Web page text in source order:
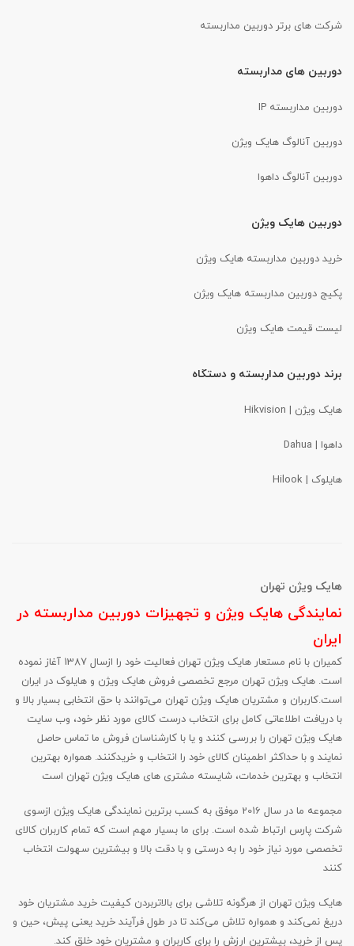
شرکت های برتر دوربین مداربسته
دوربین های مداربسته
دوربین مداربسته IP
دوربین آنالوگ هایک ویژن
دوربین آنالوگ داهوا
دوربین هایک ویژن
خرید دوربین مداربسته هایک ویژن
پکیج دوربین مداربسته هایک ویژن
لیست قیمت هایک ویژن
برند دوربین مداربسته و دستگاه
هایک ویژن | Hikvision
داهوا | Dahua
هایلوک | Hilook
هایک ویژن تهران
نمایندگی هایک ویژن و تجهیزات دوربین مداربسته در
ایران
کمیران با نام مستعار هایک ویژن تهران فعالیت خود را ازسال 1387 آغاز نموده
است. هایک ویژن تهران مرجع تخصصی فروش هایک ویژن و هایلوک در ایران
است.کاربران و مشتریان هایک ویژن تهران می‌‏‌توانند با حق انتخابی بسیار بالا و
با دریافت اطلاعاتی کامل برای انتخاب درست کالای مورد نظر خود، وب سایت
هایک ویژن تهران را بررسی کنند و یا با کارشناسان فروش ما تماس حاصل
نمایند و با حداکثر اطمینان کالای خود را انتخاب و خریدکنند. همواره بهترین
انتخاب و بهترین خدمات، شایسته مشتری های هایک ویژن تهران است
مجموعه ما در سال 2016 موفق به کسب برترین نمایندگی هایک ویژن ازسوی
شرکت پارس ارتباط شده است. برای ما بسیار مهم است که تمام کاربران کالای
تخصصی مورد نیاز خود را به درستی و با دقت بالا و بیشترین سهولت انتخاب
کنند
هایک ویژن تهران از هرگونه تلاشی برای بالاتربردن کیفیت خرید مشتریان خود
دریغ نمی‏‌کند و همواره تلاش می‏‌کند تا در طول فرآیند خرید یعنی پیش، حین و
پس از خرید، بیشترین ارزش را برای کاربران و مشتریان خود خلق کند.